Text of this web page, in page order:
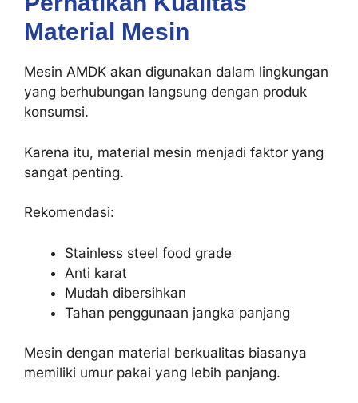
Material Mesin
Mesin AMDK akan digunakan dalam lingkungan
yang berhubungan langsung dengan produk
konsumsi.
Karena itu, material mesin menjadi faktor yang
sangat penting.
Rekomendasi:
Stainless steel food grade
Anti karat
Mudah dibersihkan
Tahan penggunaan jangka panjang
Mesin dengan material berkualitas biasanya
memiliki umur pakai yang lebih panjang.